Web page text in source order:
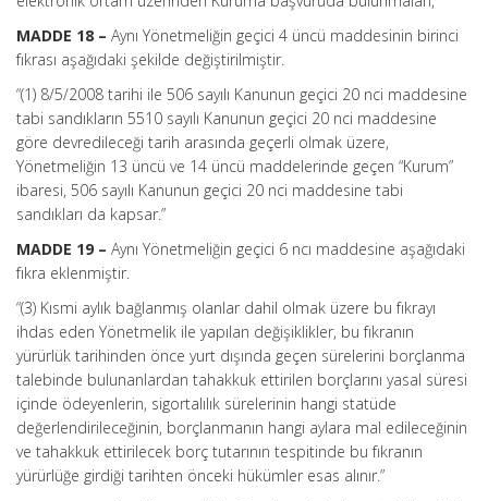
MADDE 18 – Aynı Yönetmeliğin geçici 4 üncü maddesinin birinci
fıkrası aşağıdaki şekilde değiştirilmiştir.
“(1) 8/5/2008 tarihi ile 506 sayılı Kanunun geçici 20 nci maddesine
tabi sandıkların 5510 sayılı Kanunun geçici 20 nci maddesine
göre devredileceği tarih arasında geçerli olmak üzere,
Yönetmeliğin 13 üncü ve 14 üncü maddelerinde geçen “Kurum”
ibaresi, 506 sayılı Kanunun geçici 20 nci maddesine tabi
sandıkları da kapsar.”
MADDE 19 – Aynı Yönetmeliğin geçici 6 ncı maddesine aşağıdaki
fıkra eklenmiştir.
“(3) Kısmi aylık bağlanmış olanlar dahil olmak üzere bu fıkrayı
ihdas eden Yönetmelik ile yapılan değişiklikler, bu fıkranın
yürürlük tarihinden önce yurt dışında geçen sürelerini borçlanma
talebinde bulunanlardan tahakkuk ettirilen borçlarını yasal süresi
içinde ödeyenlerin, sigortalılık sürelerinin hangi statüde
değerlendirileceğinin, borçlanmanın hangi aylara mal edileceğinin
ve tahakkuk ettirilecek borç tutarının tespitinde bu fıkranın
yürürlüğe girdiği tarihten önceki hükümler esas alınır.”